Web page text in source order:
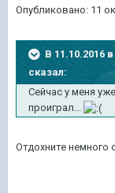
Опубликовано: 11
В 11.10.2016
сказал:
Сейчас у меня
проиграл...
Отдохните немного